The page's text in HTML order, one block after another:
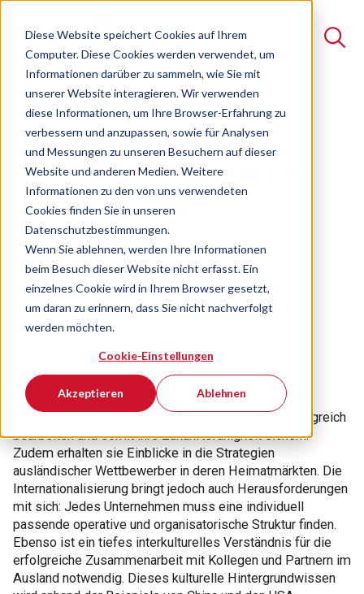
Diese Website speichert Cookies auf Ihrem
Computer. Diese Cookies werden verwendet, um
Informationen darüber zu sammeln, wie Sie mit
unserer Website interagieren. Wir verwenden
diese Informationen, um Ihre Browser-Erfahrung zu
verbessern und anzupassen, sowie für Analysen
und Messungen zu unseren Besuchern auf dieser
Website und anderen Medien. Weitere
Informationen zu den von uns verwendeten
Cookies finden Sie in unseren
Datenschutzbestimmungen.
Wenn Sie ablehnen, werden Ihre Informationen
beim Besuch dieser Website nicht erfasst. Ein
einzelnes Cookie wird in Ihrem Browser gesetzt,
um daran zu erinnern, dass Sie nicht nachverfolgt
werden möchten.
Cookie-Einstellungen
Akzeptieren Ablehnen
Suche
Es gibt keine Vorschläge, da das Suchfeld leer ist.
Erfolgreich
Internationalisierung
meistern
Seminar Freie Plätze verfügbar
Strategien zur Unternehmensaufstellung und
interkulturellen Zusammenarbeit
Durch eine erweiterte Internationalisierung können
Unternehmen Absatzmöglichkeiten im Ausland erfolgreich
bearbeiten und somit ihre Zukunftsfähigkeit sichern.
Zudem erhalten sie Einblicke in die Strategien
ausländischer Wettbewerber in deren Heimatmärkten. Die
Internationalisierung bringt jedoch auch Herausforderungen
mit sich: Jedes Unternehmen muss eine individuell
passende operative und organisatorische Struktur finden.
Ebenso ist ein tiefes interkulturelles Verständnis für die
erfolgreiche Zusammenarbeit mit Kollegen und Partnern im
Ausland notwendig. Dieses kulturelle Hintergrundwissen